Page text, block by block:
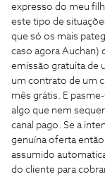
expresso do meu
este tipo de
que só os mais
caso agora Auchan)
emissão gratuita de
um contrato de um
mês grátis. E
algo que nem
canal pago. Se a
genuína oferta
assumido
do cliente para